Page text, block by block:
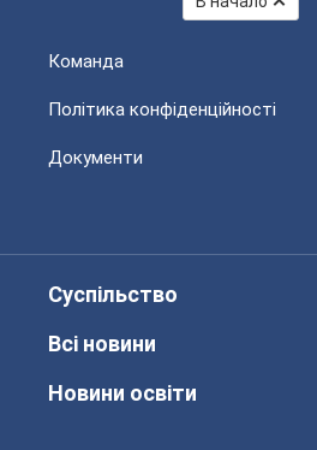
Команда
Політика конфіденційності
Документи
Суспільство
Всі новини
Новини освіти